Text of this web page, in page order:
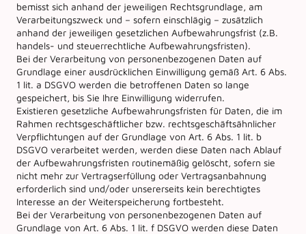
bemisst sich anhand der jeweiligen Rechtsgrundlage, am
Verarbeitungszweck und – sofern einschlägig – zusätzlich
anhand der jeweiligen gesetzlichen Aufbewahrungsfrist (z.B.
handels- und steuerrechtliche Aufbewahrungsfristen).
Bei der Verarbeitung von personenbezogenen Daten auf
Grundlage einer ausdrücklichen Einwilligung gemäß Art. 6 Abs.
1 lit. a DSGVO werden die betroffenen Daten so lange
gespeichert, bis Sie Ihre Einwilligung widerrufen.
Existieren gesetzliche Aufbewahrungsfristen für Daten, die im
Rahmen rechtsgeschäftlicher bzw. rechtsgeschäftsähnlicher
Verpflichtungen auf der Grundlage von Art. 6 Abs. 1 lit. b
DSGVO verarbeitet werden, werden diese Daten nach Ablauf
der Aufbewahrungsfristen routinemäßig gelöscht, sofern sie
nicht mehr zur Vertragserfüllung oder Vertragsanbahnung
erforderlich sind und/oder unsererseits kein berechtigtes
Interesse an der Weiterspeicherung fortbesteht.
Bei der Verarbeitung von personenbezogenen Daten auf
Grundlage von Art. 6 Abs. 1 lit. f DSGVO werden diese Daten